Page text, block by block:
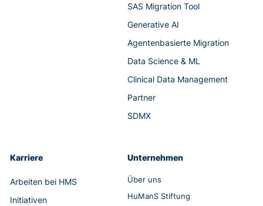
SAS Migration Tool
Generative AI
Agentenbasierte Migration
Data Science & ML
Clinical Data Management
Partner
SDMX
Karriere
Arbeiten bei HMS
Initiativen
Unternehmen
Über uns
HuManS Stiftung